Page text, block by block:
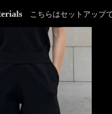
こちらはセットアップ